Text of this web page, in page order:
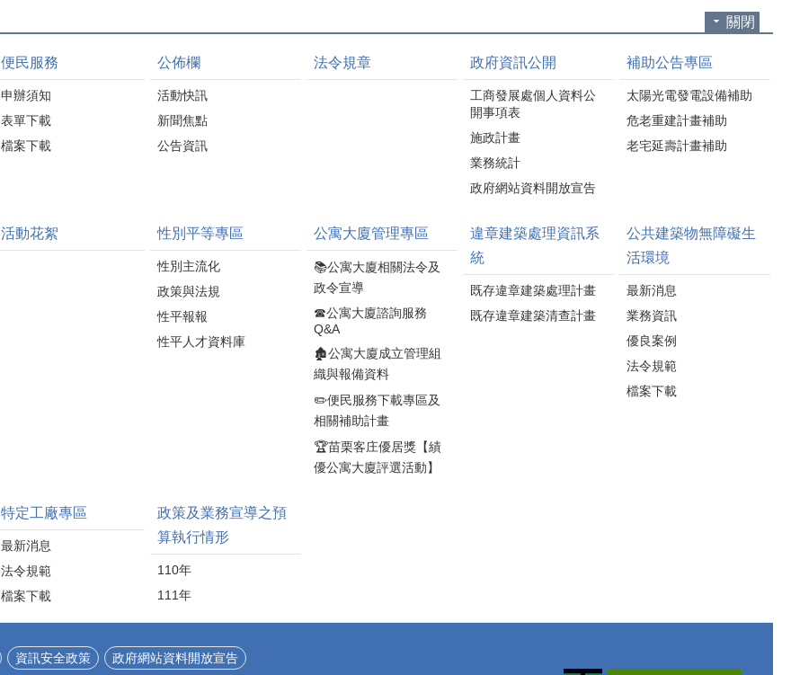
面，冠軍建材率先推動
「從搖籃到搖籃」
（Cradle to Cradle）模
式，將再生磁磚運至建
築工地使用，再於施工
理、再製」的完整循環
鏈，降低建築蘊含碳，
延續材料生命週期。 冠
軍建材於2023年取得環
境部R-0403廢棄物處理
2025年與遠雄建設合
生綠建材產品的循環回
收料使用率約15%至
56%，部分產品達25%
以上，高於國家標準，
並取得「再生綠建材標
投入建材研發及產業創
新，帶領冠軍建材扎根
表示，補助對象原則以
合法住宅為限，申請人
應先確認建築物用途及
明，再辦理後續補助申
請，以減少補件情形，
加速案件審查。詹處長
並提醒在耐震初步評估
不僅能及早掌握建築物
結構安全狀況，更可作
為後續耐震補強及改善
的重要依據。符合資格
的民眾可把握補助機
會，儘早提出申請，讓
專業技師協助檢視住家
耐震能力，守護家人生
命財產安全。 縣長鍾東
宅比例偏高，提升居住
安全一直是縣府重要施
政方向。縣府除持續配
主動了解建築物耐震狀
並增加耗電量。建議每2
至3週定期清洗冷氣濾
網，若家中有除濕機或
空氣清淨機，也應定期
清潔或更換濾網，以維
持設備最佳運轉效能，
延長使用壽命並節省電
力。 此外，善用居家隔
熱措施也是提升節電效
利用遮陽窗簾、隔熱玻
璃或氣密窗等設備，減
少室外熱源進入室內，
降低冷氣負荷，使空調
更有效率地維持舒適溫
度。 若有返鄉、旅遊或
發展處建議，除冰箱等
應關閉電源並拔除插
化或異常通電引發電器
火災的風險，兼顧節能
轉型趨勢，節約用電不
4》，吸引大批民眾共襄
盛舉。壓軸摸彩更送出
Switch 2、節能家電等豐
富獎品，縣長鍾東錦更
加碼「釜山雙人來回機
票」，讓現場驚呼連
連，將活動氣氛帶到最
表示，「星空栗險記 共
下FUN影趣」是苗栗縣
要宣導活動，今年透過
戶外電影、節電闖關、
互動體驗及摸彩活動，
將節能知識以寓教於樂
方式傳遞給民眾，鼓勵
日常生活，共同打造低
碳永續家園。 工商
發展處長詹彩蘋指出，
源、全民同行」，攜家
關閉
便民服務
申辦須知
表單下載
檔案下載
公佈欄
活動快訊
新聞焦點
公告資訊
法令規章 政府資訊公開
工商發展處個人資料公
開事項表
施政計畫
業務統計
政府網站資料開放宣告
補助公告專區
太陽光電發電設備補助
危老重建計畫補助
老宅延壽計畫補助
活動花絮 性別平等專區
性別主流化
政策與法規
性平報報
性平人才資料庫
公寓大廈管理專區
📚公寓大廈相關法令及
政令宣導
☎公寓大廈諮詢服務
Q&A
🏚️公寓大廈成立管理組
織與報備資料
✏️便民服務下載專區及
相關補助計畫
🏆苗栗客庄優居獎【績
優公寓大廈評選活動】
違章建築處理資訊系
統
既存違章建築處理計畫
既存違章建築清查計畫
公共建築物無障礙生
活環境
最新消息
業務資訊
優良案例
法令規範
檔案下載
特定工廠專區
最新消息
法令規範
檔案下載
政策及業務宣導之預
算執行情形
110年
111年
資訊安全政策 政府網站資料開放宣告